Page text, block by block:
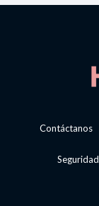
Contáctanos
Seguridad